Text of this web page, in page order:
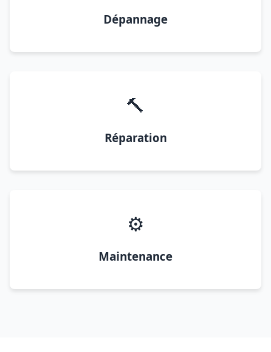
Dépannage
🔨
Réparation
⚙️
Maintenance